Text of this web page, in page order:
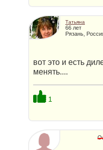
Татьяна
66 лет
Рязань,
вот это и есть
менять....
1